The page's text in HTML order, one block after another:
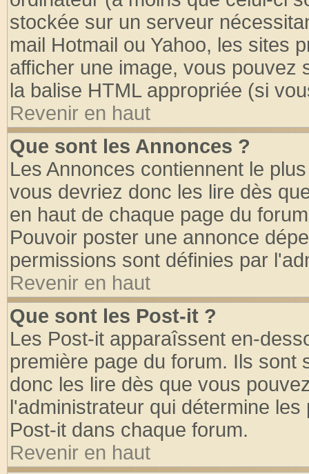
stockée sur un serveur
mail Hotmail ou Yahoo, les sites
afficher une image, vous pouvez
la balise HTML appropriée (si
Revenir en haut
Que sont les Annonces ?
Les Annonces contiennent le
vous devriez donc les lire dès
en haut de chaque page du
Pouvoir poster une annonce
permissions sont définies par
Revenir en haut
Que sont les Post-it ?
Les Post-it apparaîssent en-
première page du forum. Ils
donc les lire dès que vous
l'administrateur qui détermine
Post-it dans chaque forum.
Revenir en haut